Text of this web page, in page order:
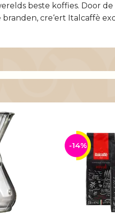
beste koffies. Door
branden, cre‘ert Italcaffè
-14%